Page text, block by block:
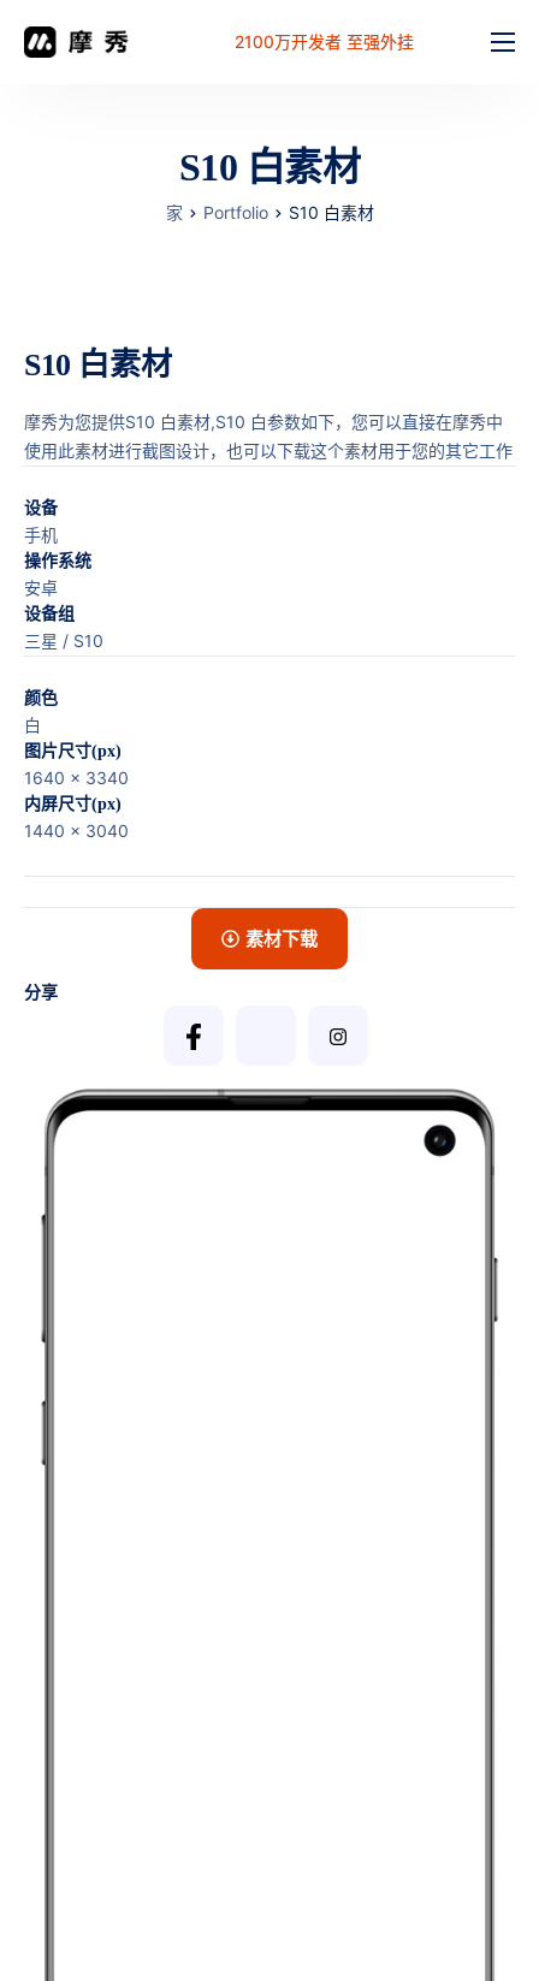
2100万开发者 至强外挂
S10 白素材
家 Portfolio S10 白素材
S10 白素材
摩秀为您提供S10 白素材,S10 白参数如下，您可以直接在摩秀中
使用此素材进行截图设计，也可以下载这个素材用于您的其它工作
设备
手机
操作系统
安卓
设备组
三星 / S10
颜色
白
图片尺寸(px)
1640 x 3340
内屏尺寸(px)
1440 x 3040
素材下载
分享